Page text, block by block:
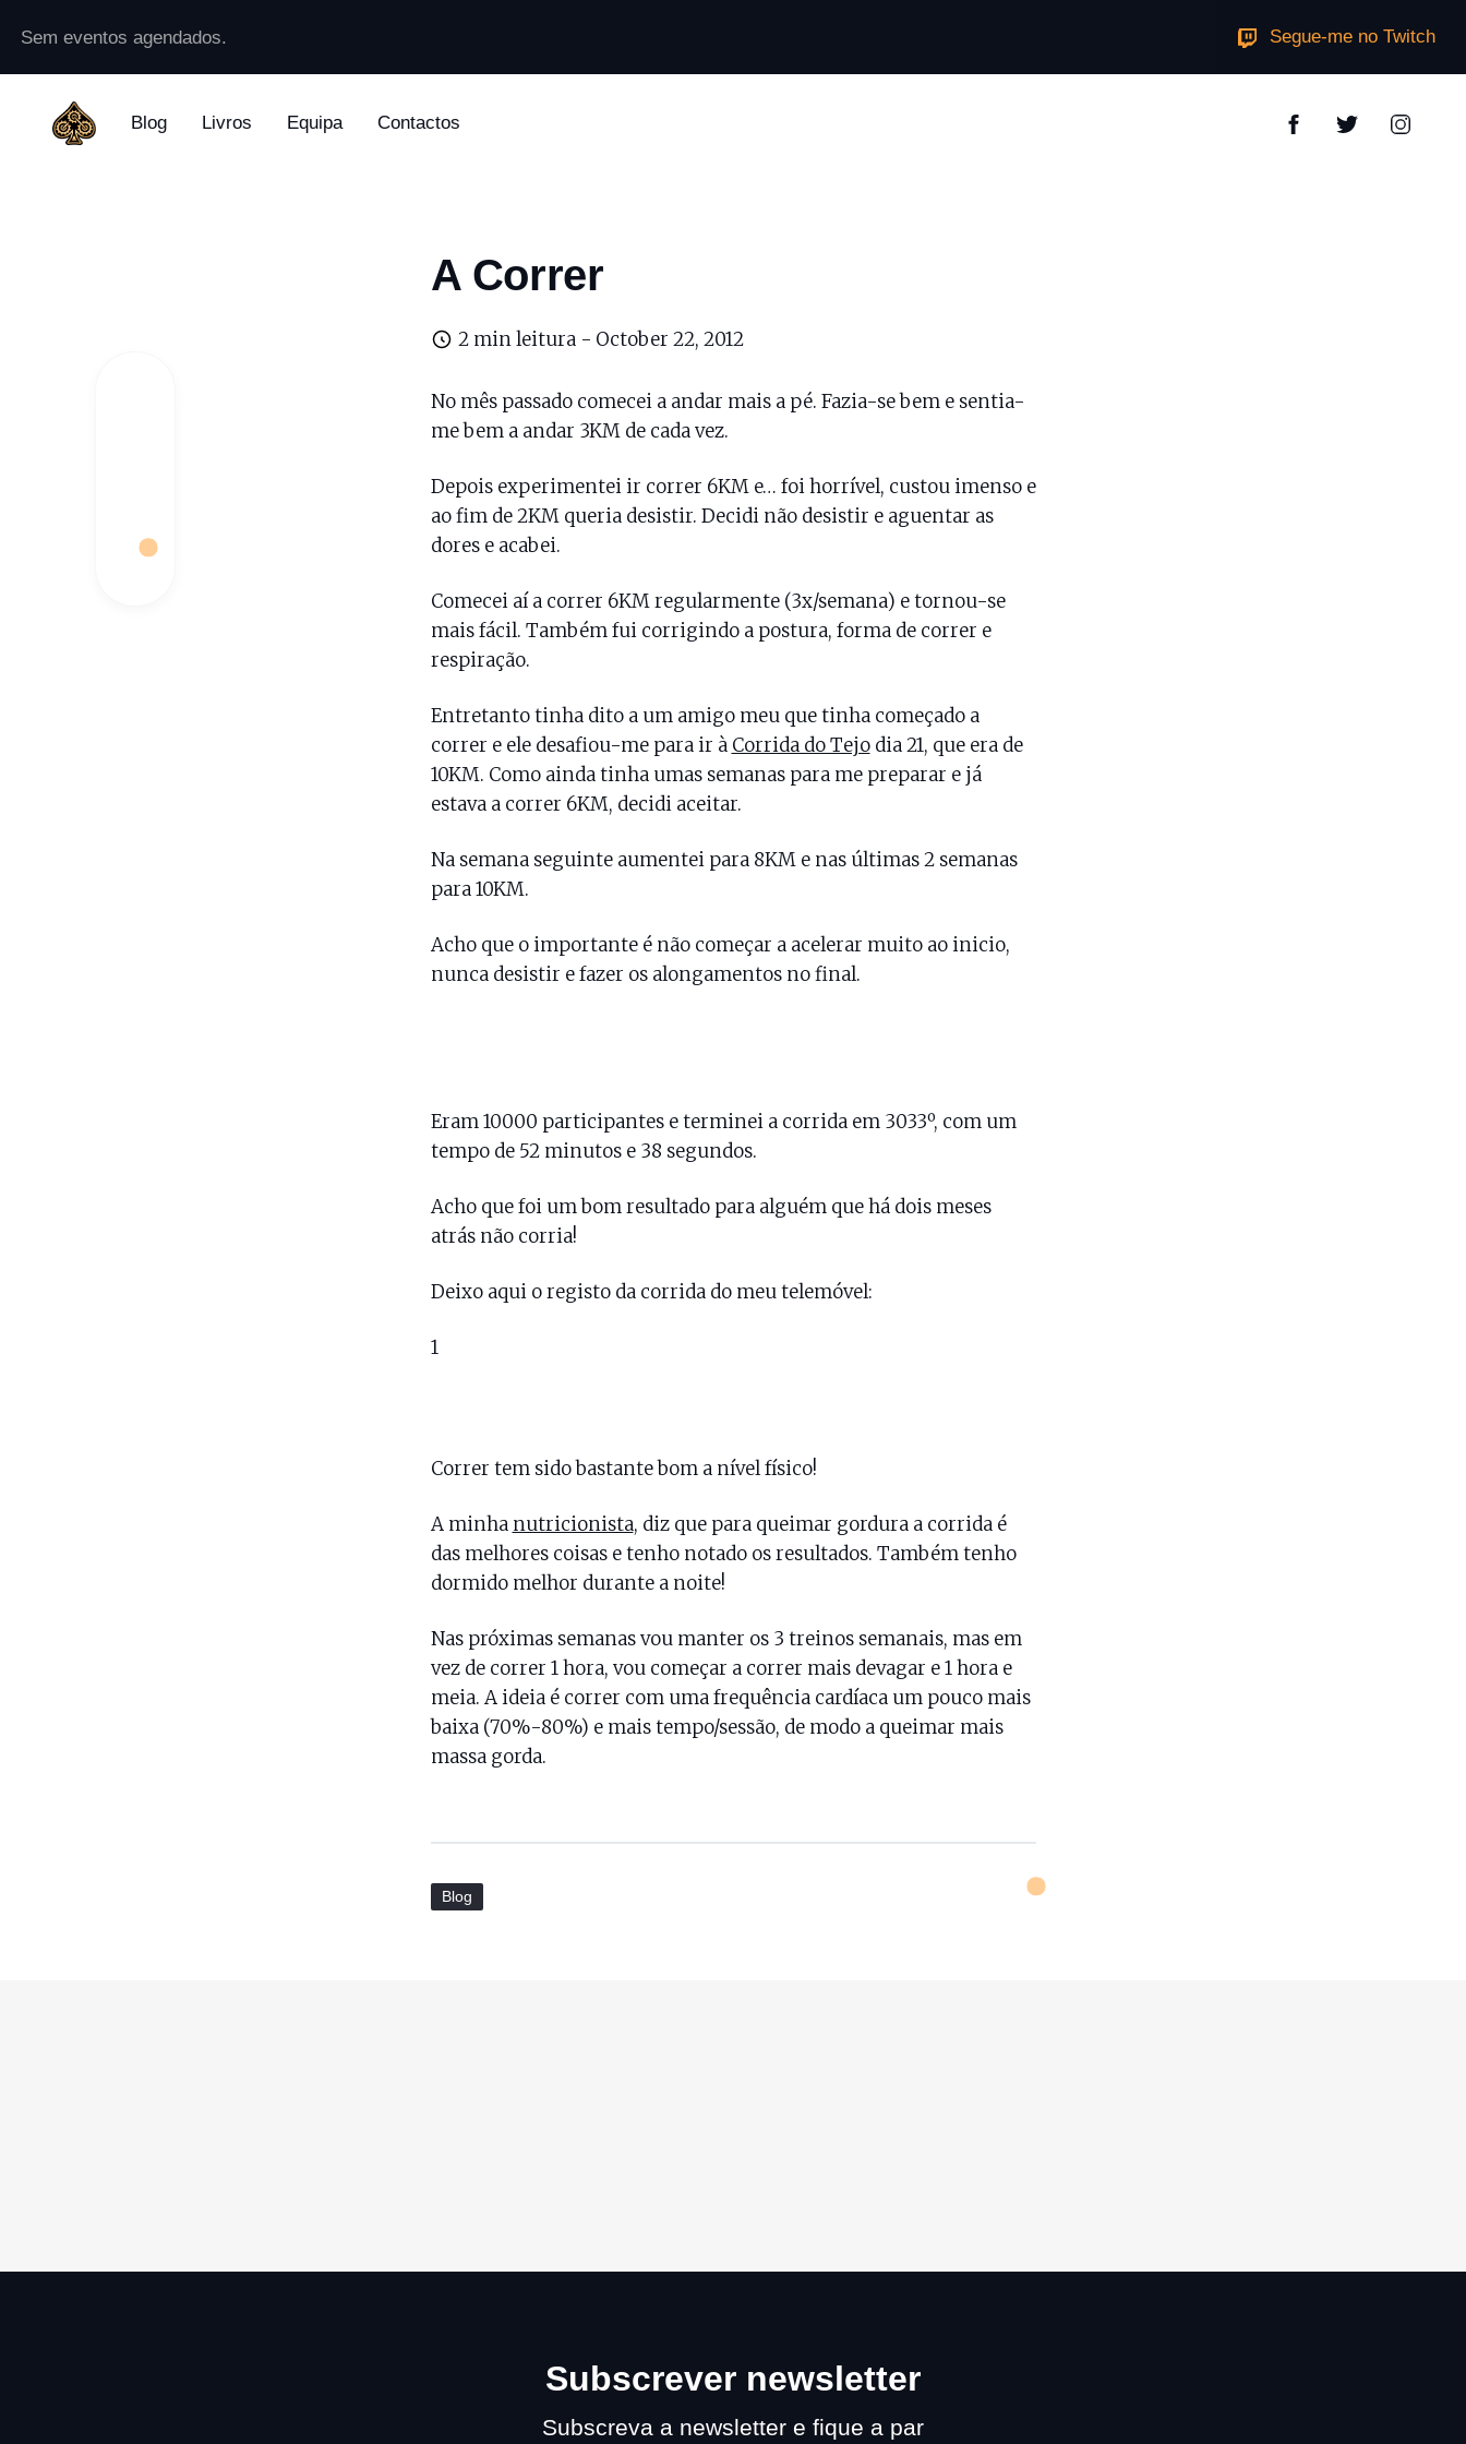
Sem eventos agendados. Segue-me no Twitch
Blog Livros Equipa Contactos
A Correr
2 min leitura - October 22, 2012
No mês passado comecei a andar mais a pé. Fazia-se bem e sentia-
me bem a andar 3KM de cada vez.
Depois experimentei ir correr 6KM e… foi horrível, custou imenso e
ao fim de 2KM queria desistir. Decidi não desistir e aguentar as
dores e acabei.
Comecei aí a correr 6KM regularmente (3x/semana) e tornou-se
mais fácil. Também fui corrigindo a postura, forma de correr e
respiração.
Entretanto tinha dito a um amigo meu que tinha começado a
correr e ele desafiou-me para ir à Corrida do Tejodia 21, que era de
10KM. Como ainda tinha umas semanas para me preparar e já
estava a correr 6KM, decidi aceitar.
Na semana seguinte aumentei para 8KM e nas últimas 2 semanas
para 10KM.
Acho que o importante é não começar a acelerar muito ao inicio,
nunca desistir e fazer os alongamentos no final.
Eram 10000 participantes e terminei a corrida em 3033º, com um
tempo de 52 minutos e 38 segundos.
Acho que foi um bom resultado para alguém que há dois meses
atrás não corria!
Deixo aqui o registo da corrida do meu telemóvel:
1
Correr tem sido bastante bom a nível físico!
A minha nutricionista, diz que para queimar gordura a corrida é
das melhores coisas e tenho notado os resultados. Também tenho
dormido melhor durante a noite!
Nas próximas semanas vou manter os 3 treinos semanais, mas em
vez de correr 1 hora, vou começar a correr mais devagar e 1 hora e
meia. A ideia é correr com uma frequência cardíaca um pouco mais
baixa (70%-80%) e mais tempo/sessão, de modo a queimar mais
massa gorda.
Blog
Subscrever newsletter
Subscreva a newsletter e fique a par